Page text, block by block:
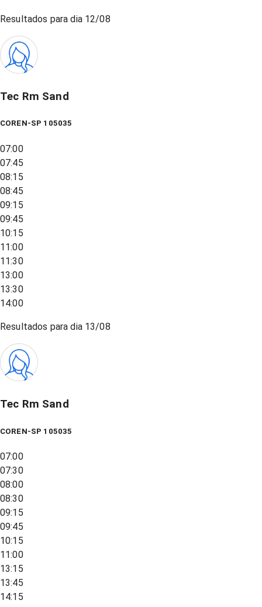
Resultados para dia 12/08
Tec Rm Sand
COREN-SP 105035
07:00
07:45
08:15
08:45
09:15
09:45
10:15
11:00
11:30
13:00
13:30
14:00
Resultados para dia 13/08
Tec Rm Sand
COREN-SP 105035
07:00
07:30
08:00
08:30
09:15
09:45
10:15
11:00
13:15
13:45
14:15